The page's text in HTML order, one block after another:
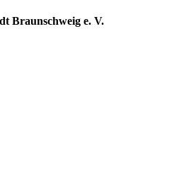
Braunschweig e. V.